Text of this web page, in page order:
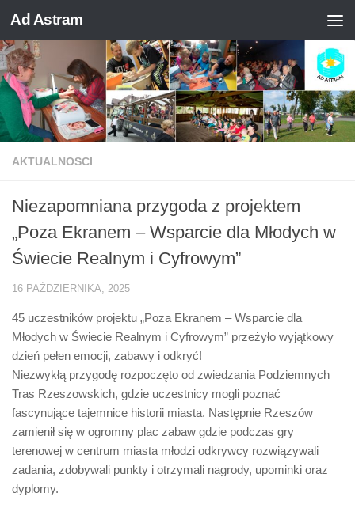
Skip to content
Ad Astram
AKTUALNOSCI
Niezapomniana przygoda z projektem
„Poza Ekranem – Wsparcie dla Młodych w
Świecie Realnym i Cyfrowym”
16 PAŹDZIERNIKA, 2025
45 uczestników projektu „Poza Ekranem – Wsparcie dla
Młodych w Świecie Realnym i Cyfrowym” przeżyło wyjątkowy
dzień pełen emocji, zabawy i odkryć!
Niezwykłą przygodę rozpoczęto od zwiedzania Podziemnych
Tras Rzeszowskich, gdzie uczestnicy mogli poznać
fascynujące tajemnice historii miasta. Następnie Rzeszów
zamienił się w ogromny plac zabaw gdzie podczas gry
terenowej w centrum miasta młodzi odkrywcy rozwiązywali
zadania, zdobywali punkty i otrzymali nagrody, upominki oraz
dyplomy.